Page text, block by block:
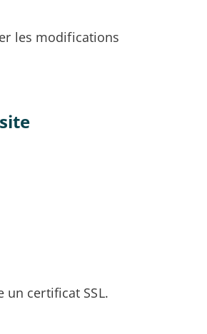
les modifications
un certificat SSL.